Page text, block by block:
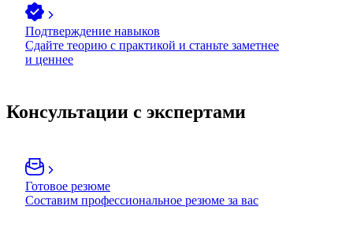
Подтверждение навыков
Сдайте теорию с практикой и станьте заметнее
и ценнее
Консультации с экспертами
Готовое резюме
Составим профессиональное резюме за вас